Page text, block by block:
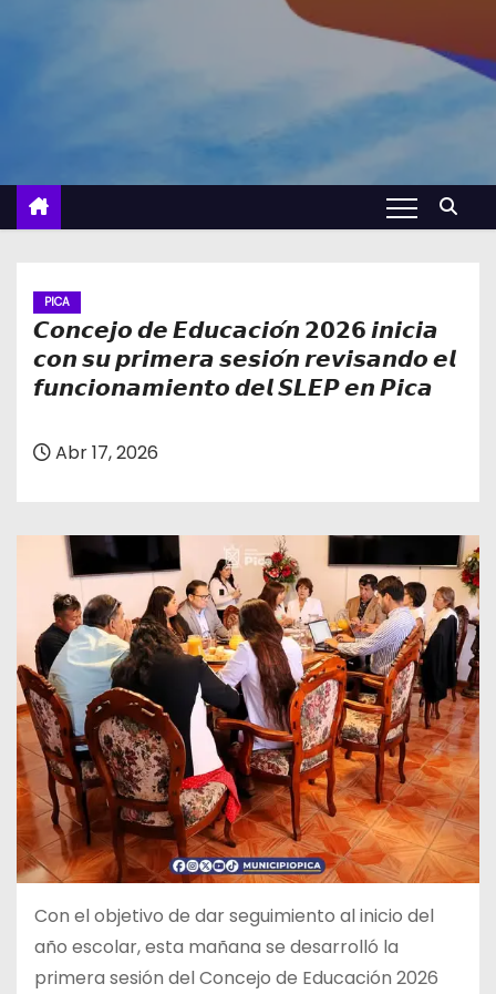
PICA
𝘾𝙤𝙣𝙘𝙚𝙟𝙤 𝙙𝙚 𝙀𝙙𝙪𝙘𝙖𝙘𝙞𝙤́𝙣 𝟮𝟬𝟮𝟲 𝙞𝙣𝙞𝙘𝙞𝙖
𝙘𝙤𝙣 𝙨𝙪 𝙥𝙧𝙞𝙢𝙚𝙧𝙖 𝙨𝙚𝙨𝙞𝙤́𝙣 𝙧𝙚𝙫𝙞𝙨𝙖𝙣𝙙𝙤 𝙚𝙡
𝙛𝙪𝙣𝙘𝙞𝙤𝙣𝙖𝙢𝙞𝙚𝙣𝙩𝙤 𝙙𝙚𝙡 𝙎𝙇𝙀𝙋 𝙚𝙣 𝙋𝙞𝙘𝙖
Abr 17, 2026
Con el objetivo de dar seguimiento al inicio del
año escolar, esta mañana se desarrolló la
primera sesión del Concejo de Educación 2026